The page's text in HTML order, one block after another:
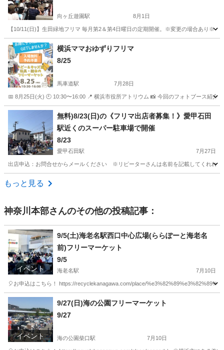
向ヶ丘遊園駅 8月1日
【10/11(日)】生田緑地フリマ 毎月第2＆第4日曜日の定期開催。※変更の場合あり※
神奈川 川崎市 向ヶ丘遊園駅 フリーマーケット
横浜ママおゆずりフリマ
8/25
馬車道駅 7月28日
📅 8月25日(火) 🕙 10:30〜16:00 📍 横浜市役所アトリウム 📸 今回のフォトブース紹
神奈川 横浜市 馬車道駅 フリーマーケット フォトブース
無料)8/23(日)の《フリマ出店者募集！》愛甲石田
駅近くのスーパー駐車場で開催
8/23
愛甲石田駅 7月27日
出店申込：お問合せからメールください ※リピーターさんは名前を記載してくれ
神奈川 伊勢原市
もっと見る
神奈川本部さんのその他の投稿記事：
イベント
9/5(土)海老名駅西口中心広場(ららぽーと海老名
前)フリーマーケット
9/5
海老名駅 7月10日
🎈お申込はこちら！ https://recyclekanagawa.com/place/
神奈川 海老名市 海老名駅 フリーマーケット
イベント
9/27(日)海の公園フリーマーケット
9/27
海の公園柴口駅 7月10日